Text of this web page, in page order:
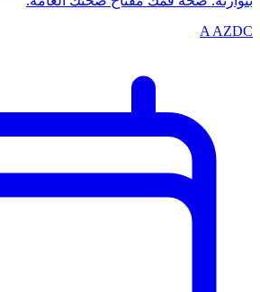
A AZDC